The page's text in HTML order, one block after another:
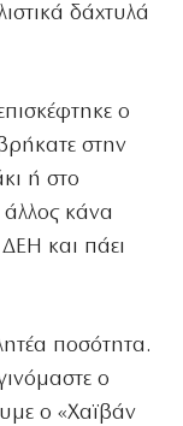
δάχτυλά
ο
στην
ή στο
κάνα
και πάει
ποσότητα.
ο
ο «Χαϊβάν